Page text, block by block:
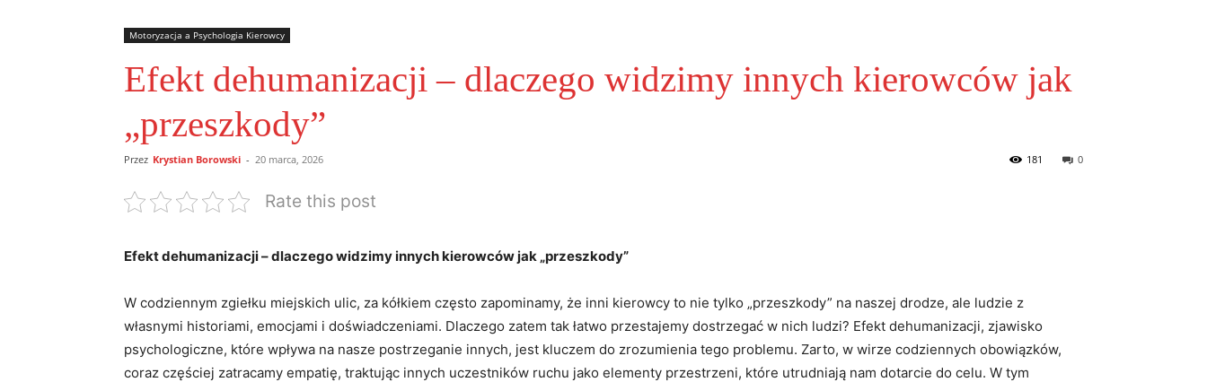
Motoryzacja a Psychologia Kierowcy
Efekt dehumanizacji – dlaczego widzimy innych kierowców jak
„przeszkody”
Przez Krystian Borowski - 20 marca, 2026 0
181
Rate this post
Efekt dehumanizacji – dlaczego widzimy​ innych⁣ kierowców jak „przeszkody”
W codziennym zgiełku⁣ miejskich‍ ulic, za kółkiem często zapominamy, że inni kierowcy to nie tylko „przeszkody” na naszej drodze, ale ludzie z
własnymi historiami, emocjami i doświadczeniami. Dlaczego zatem tak łatwo przestajemy dostrzegać w​ nich ludzi? Efekt dehumanizacji, ‌zjawisko
psychologiczne, które wpływa na nasze postrzeganie innych, jest kluczem do zrozumienia tego problemu. ‌Zarto, w ⁣wirze codziennych obowiązków,
coraz częściej zatracamy empatię, traktując innych uczestników ruchu jako elementy przestrzeni, które utrudniają nam dotarcie do celu. W tym